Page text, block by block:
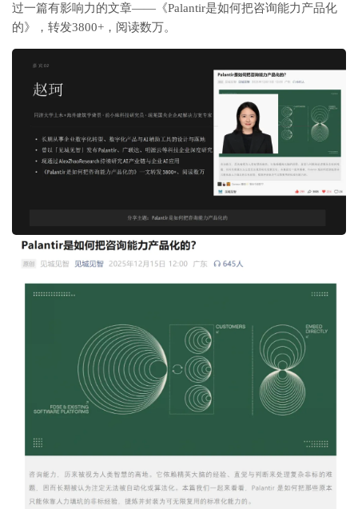
过一篇有影响力的文章——《Palantir是如何把咨询能力产品化
的》，转发3800+，阅读数万。